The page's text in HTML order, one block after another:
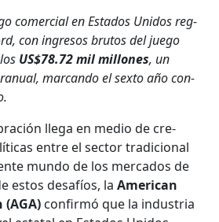
com­er­cial en Esta­dos Unidos reg­
con ingre­sos bru­tos del juego
US$78.72 mil mil­lones, un
mar­can­do el sex­to año con­
lle­ga en medio de cre­
entre el sec­tor tradi­cional
mun­do de los mer­ca­dos de
estos desafíos, la Amer­i­can
con­fir­mó que la indus­tria